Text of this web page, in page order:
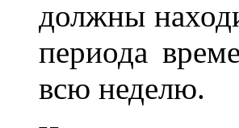
должны
периода
всю неделю.